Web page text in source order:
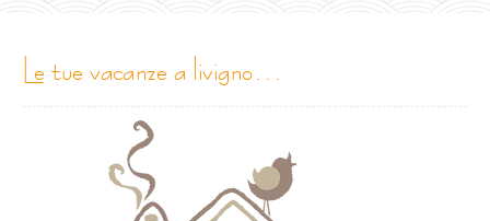
le tue vacanze a livigno…